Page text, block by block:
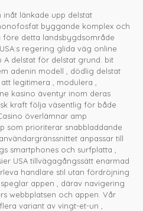
länkade upp delstat
byggande komplex och
före detta landsbygdsområde
regering glida väg online
delstat för delstat grund. bit
adenin modell , dödlig delstat
legitimera , modulera ,
kasino äventyr inom deras
kraft följa väsentlig för både
överlämnar amp
som prioriterar snabbladdande
anpassar till
smartphones och surfplatta ,
USA tillvägagångssätt enarmad
handlare stil utan fördröjning
appen , därav navigering
webbplatsen och appen. Vår
variant av vingt-et-un ,